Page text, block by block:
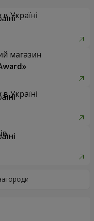
Україні
магазин
Україні